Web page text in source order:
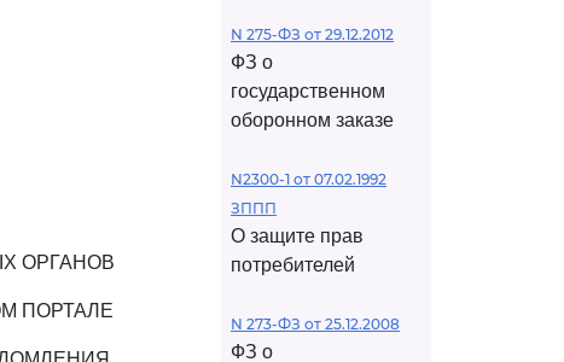
ОРГАНОВ
ПОРТАЛЕ
N 275-ФЗ от 29.12.2012
ФЗ о
государственном
оборонном заказе
N2300-1 от 07.02.1992
ЗППП
О защите прав
потребителей
N 273-ФЗ от 25.12.2008
ФЗ о